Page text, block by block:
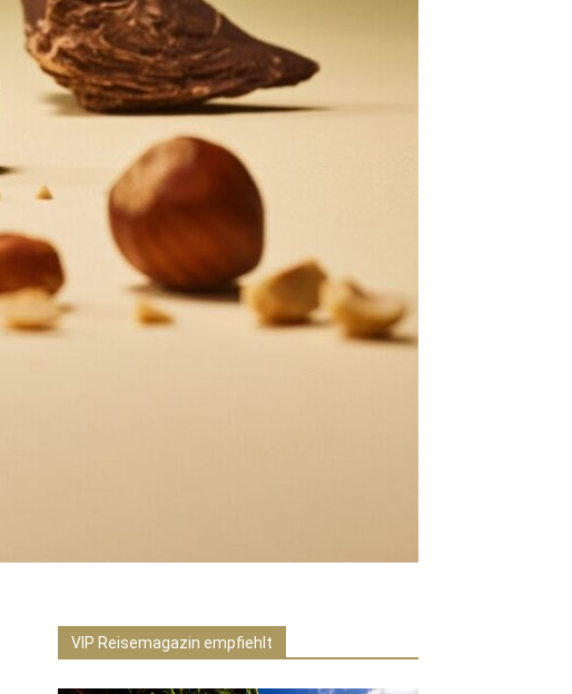
VIP Reisemagazin empfiehlt